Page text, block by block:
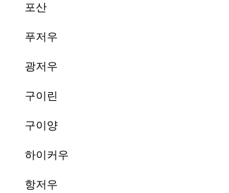
포산
푸저우
광저우
구이린
구이양
하이커우
항저우